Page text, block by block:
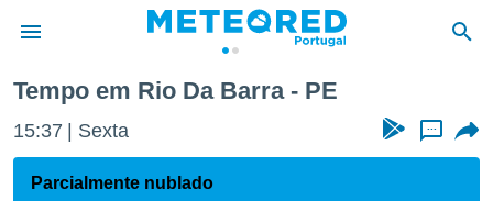
da
foi
Tempo em Rio Da Barra - PE
15:37 Sexta ...
Parcialmente nublado